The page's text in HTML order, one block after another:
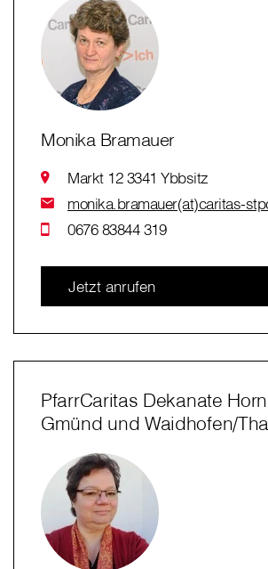
Monika Bramauer
Markt 12 3341 Ybbsitz
monika.bramauer(at)caritas-
0676 83844 319
Jetzt anrufen
PfarrCaritas Dekanate
Gmünd und Waidhofen/